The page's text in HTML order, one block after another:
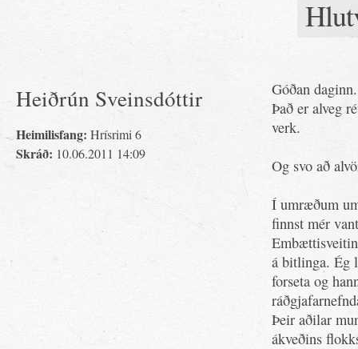
Heiðrún Sveinsdóttir
Heimilisfang: Hrísrimi 6
Skráð: 10.06.2011 14:09
Góðan daginn.
Það er alveg
verk.
Og svo að
Í umræðum
finnst mér
á bitlinga. Ég
forseta og
Þeir aðilar
ákveðins